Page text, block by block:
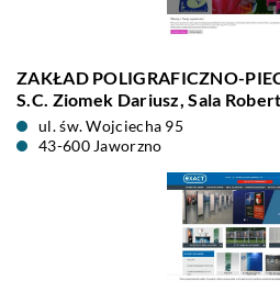
ZAKŁAD POLIGRAFICZNO-
S.C. Ziomek Dariusz, Sala Robert
ul. św. Wojciecha 95
43-600 Jaworzno